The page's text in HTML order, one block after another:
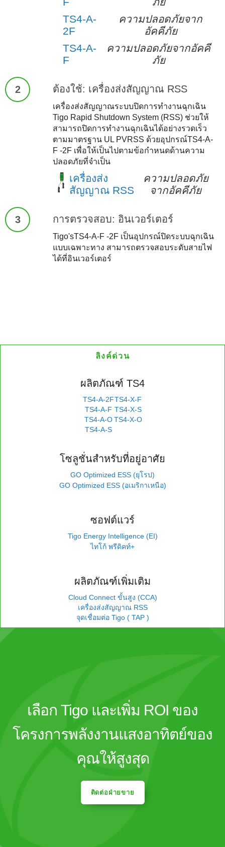
TS4-A-
2F
ความปลอดภัยจาก
อัคคีภัย
TS4-A-
F
ความปลอดภัยจากอัคคี
ภัย
2 ต้องใช้: เครื่องส่งสัญญาณ RSS
เครื่องส่งสัญญาณระบบปิดการทำงานฉุกเฉิน
Tigo Rapid Shutdown System (RSS) ช่วยให้
สามารถปิดการทำงานฉุกเฉินได้อย่างรวดเร็ว
ตามมาตรฐาน UL PVRSS ด้วยอุปกรณ์TS4-A-
F -2F เพื่อให้เป็นไปตามข้อกำหนดด้านความ
ปลอดภัยที่จำเป็น
เครื่องส่ง
สัญญาณ RSS
ความปลอดภัย
จากอัคคีภัย
3 การตรวจสอบ: อินเวอร์เตอร์
Tigo'sTS4-A-F -2F เป็นอุปกรณ์ปิดระบบฉุกเฉิน
แบบเฉพาะทาง สามารถตรวจสอบระดับสายไฟ
ได้ที่อินเวอร์เตอร์
ลิงค์ด่วน
ผลิตภัณฑ์ TS4
TS4-A-2F
TS4-A-F
TS4-A-O
TS4-A-S
TS4-X-F
TS4-X-S
TS4-X-O
โซลูชั่นสำหรับที่อยู่อาศัย
GO Optimized ESS (ยุโรป)
GO Optimized ESS (อเมริกาเหนือ)
ซอฟต์แวร์
Tigo Energy Intelligence (EI)
ไทโก้ พรีดิคท์+
ผลิตภัณฑ์เพิ่มเติม
Cloud Connect ขั้นสูง (CCA)
เครื่องส่งสัญญาณ RSS
จุดเชื่อมต่อ Tigo ( TAP )
เลือก Tigo และเพิ่ม ROI ของ
โครงการพลังงานแสงอาทิตย์ของ
คุณให้สูงสุด
ติดต่อฝ่ายขาย